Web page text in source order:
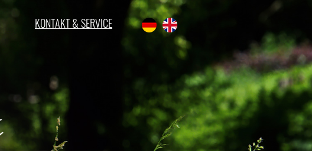
KONTAKT & SERVICE